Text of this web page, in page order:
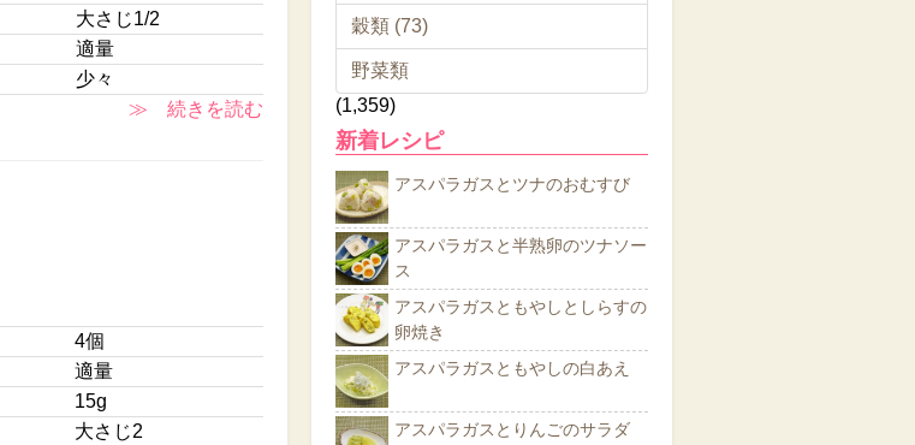
大さじ1/2
適量
少々
≫ 続きを読む
4個
適量
15g
大さじ2
穀類 (73)
野菜類
(1,359)
新着レシピ
アスパラガスとツナのおむすび
アスパラガスと半熟卵のツナソー
ス
アスパラガスともやしとしらすの
卵焼き
アスパラガスともやしの白あえ
アスパラガスとりんごのサラダ